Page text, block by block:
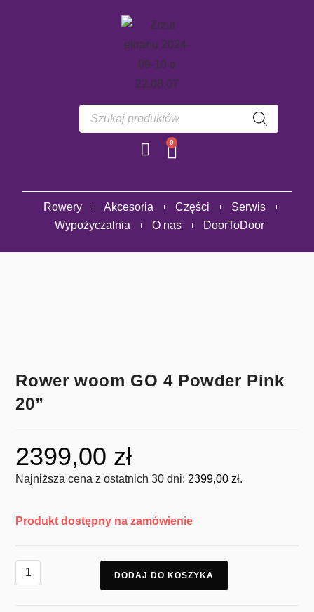
0
Rowery Akcesoria Części
Serwis
Wypożyczalnia
O nas DoorToDoor
Rower woom GO 4 Powder Pink
20”
2399,00 zł
Najniższa cena z ostatnich 30 dni: 2399,00zł.
Produkt dostępny na zamówienie
DODAJ DO KOSZYKA